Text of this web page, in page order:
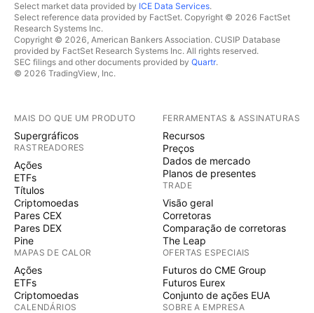
Select market data provided by ICE Data Services.
Select reference data provided by FactSet. Copyright © 2026 FactSet
Research Systems Inc.
Copyright © 2026, American Bankers Association. CUSIP Database
provided by FactSet Research Systems Inc. All rights reserved.
SEC filings and other documents provided by Quartr.
© 2026 TradingView, Inc.
MAIS DO QUE UM PRODUTO
Supergráficos
RASTREADORES
Ações
ETFs
Títulos
Criptomoedas
Pares CEX
Pares DEX
Pine
MAPAS DE CALOR
Ações
ETFs
Criptomoedas
CALENDÁRIOS
FERRAMENTAS & ASSINATURAS
Recursos
Preços
Dados de mercado
Planos de presentes
TRADE
Visão geral
Corretoras
Comparação de corretoras
The Leap
OFERTAS ESPECIAIS
Futuros do CME Group
Futuros Eurex
Conjunto de ações EUA
SOBRE A EMPRESA